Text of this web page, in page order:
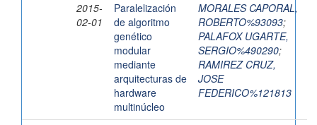
2015-
02-01
Paralelización
de algoritmo
genético
modular
mediante
arquitecturas de
hardware
multinúcleo
MORALES CAPORAL,
ROBERTO%93093;
PALAFOX UGARTE,
SERGIO%490290;
RAMIREZ CRUZ,
JOSE
FEDERICO%121813